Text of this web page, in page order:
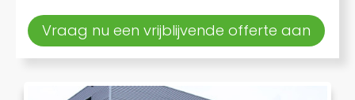
Vraag nu een vrijblijvende offerte aan